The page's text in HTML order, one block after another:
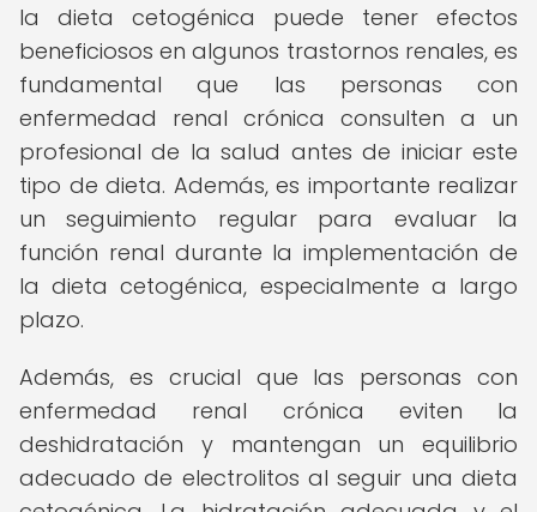
la dieta cetogénica puede tener efectos
beneficiosos en algunos trastornos renales, es
fundamental que las personas con
enfermedad renal crónica consulten a un
profesional de la salud antes de iniciar este
tipo de dieta. Además, es importante realizar
un seguimiento regular para evaluar la
función renal durante la implementación de
la dieta cetogénica, especialmente a largo
plazo.
Además, es crucial que las personas con
enfermedad renal crónica eviten la
deshidratación y mantengan un equilibrio
adecuado de electrolitos al seguir una dieta